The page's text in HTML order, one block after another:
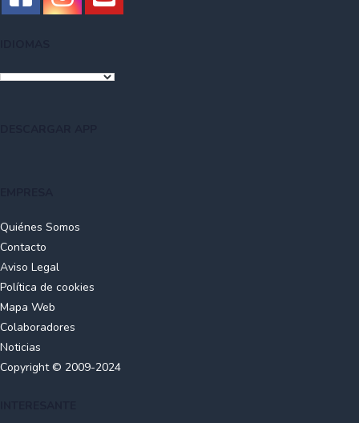
Quiénes Somos
Contacto
Aviso Legal
Política de cookies
Mapa Web
Colaboradores
Noticias
Copyright © 2009-2024